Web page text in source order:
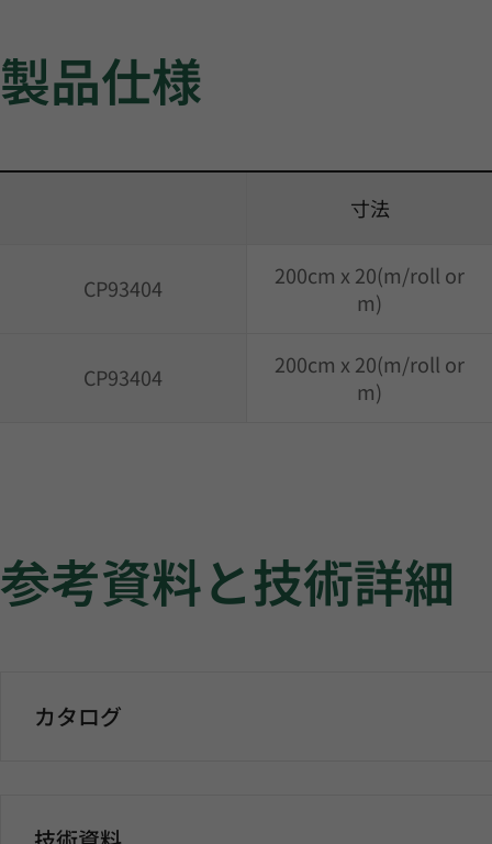
製品仕様
寸法
CP93404
200cm x 20(m/roll or
m)
CP93404
200cm x 20(m/roll or
m)
参考資料と技術詳細
カタログ